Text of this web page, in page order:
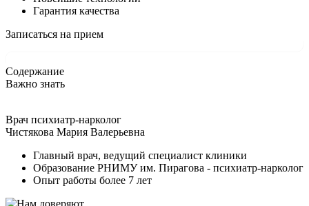
Гарантия качества
Записаться на прием
Содержание
Важно знать
Врач психиатр-нарколог
Чистякова Мария Валерьевна
Главный врач, ведущий специалист клиники
Образование РНИМУ им. Пирагова - психиатр-нарколог
Опыт работы более 7 лет